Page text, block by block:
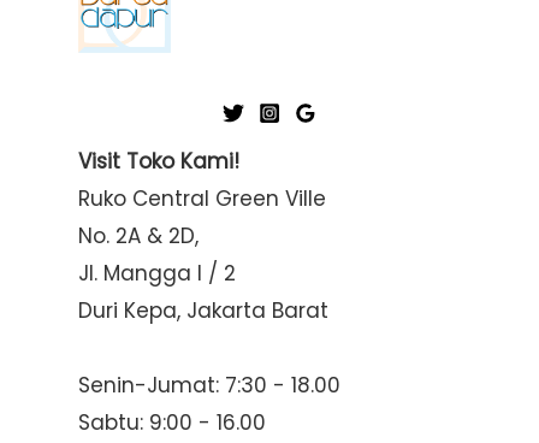
Visit Toko Kami!
Ruko Central Green Ville
No. 2A & 2D,
Jl. Mangga I / 2
Duri Kepa, Jakarta Barat
Senin-Jumat: 7:30 - 18.00
Sabtu: 9:00 - 16.00